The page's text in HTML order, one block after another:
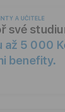
A UČITELE
své
až 5 000
benefity.